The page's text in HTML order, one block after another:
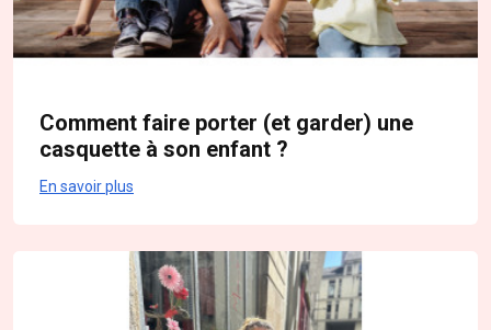
Comment faire porter (et garder) une
casquette à son enfant ?
En savoir plus